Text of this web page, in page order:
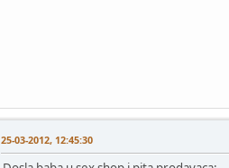
25-03-2012, 12:45:30